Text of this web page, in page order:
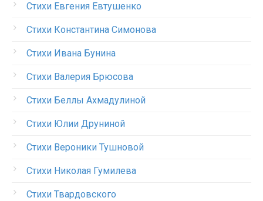
Стихи Евгения Евтушенко
Стихи Константина Симонова
Стихи Ивана Бунина
Стихи Валерия Брюсова
Стихи Беллы Ахмадулиной
Стихи Юлии Друниной
Стихи Вероники Тушновой
Стихи Николая Гумилева
Стихи Твардовского